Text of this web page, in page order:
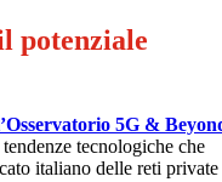
potenziale
5G &
tecnologiche che
italiano delle reti private